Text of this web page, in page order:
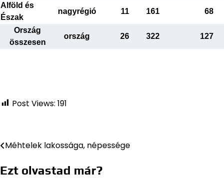
Alföld és
Észak
nagyrégió 11 161 68
Ország
összesen
ország 26 322 127
Post Views: 191
Bejegyzés
navigáció
Méhtelek lakossága, népessége
Ezt olvastad már?